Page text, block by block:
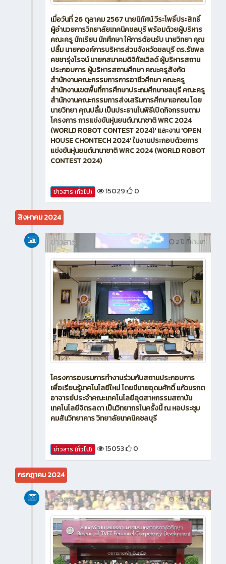
เมื่อวันที่ 26 ตุลาคม 2567 นายนิทัศน์ วีระโพธิ์ประสิทธิ์
ผู้อำนวยการวิทยาลัยเทคนิคชลบุรี พร้อมด้วยผู้บริหาร
คณะครู นักเรียน นักศึกษา ให้การต้อนรับ นายวิทยา คุณ
ปลื้ม นายกองค์การบริหารส่วนจังหวัดชลบุรี ดร.รัชพล
คชชารุ่งโรจน์ นายกสมาคมดิจิทัลเวิลด์ ผู้บริหารสถาน
ประกอบการ ผู้บริหารสถานศึกษา คณะครูสังกัด
สำนักงานคณะกรรมการการอาชีวศึกษา คณะครู
สำนักงานเขตพื้นที่การศึกษาประถมศึกษาชลบุรี คณะครู
สำนักงานคณะกรรมการส่งเสริมการศึกษาเอกชน โดย
นายวิทยา คุณปลื้ม เป็นประธานในพิธีเปิดกิจกรรมตาม
โครงการ การแข่งขันหุ่นยนต์นานาชาติ WRC 2024
(WORLD ROBOT CONTEST 2024)' และงาน 'OPEN
HOUSE CHONTECH 2024' ในงานประกอบด้วยการ
แข่งขันหุ่นยนต์นานาชาติ WRC 2024 (WORLD ROBOT
CONTEST 2024)
ข่าวสาร (ทั่วไป) 15029 0
สิงหาคม 2024
2 ปี ที่ผ่านมา
ข่าวสาร
โครงการอบรมการทำงานร่วมกับสถานประกอบการ
เพื่อเรียนรู้เทคโนโลยีใหม่ โดยมีนายอุดมศักดิ์ แก้วมรกต
อาจารย์ประจำคณะเทคโนโลยีอุตสาหกรรมสถาบัน
เทคโนโลยีจิตรลดา เป็นวิทยากรในครั้งนี้ ณ หอประชุม
คมสันวิทยาคาร วิทยาลัยเทคนิคชลบุรี
ข่าวสาร (ทั่วไป) 15053 0
กรกฎาคม 2024
2 ปี ที่ผ่านมา
ข่าวสาร